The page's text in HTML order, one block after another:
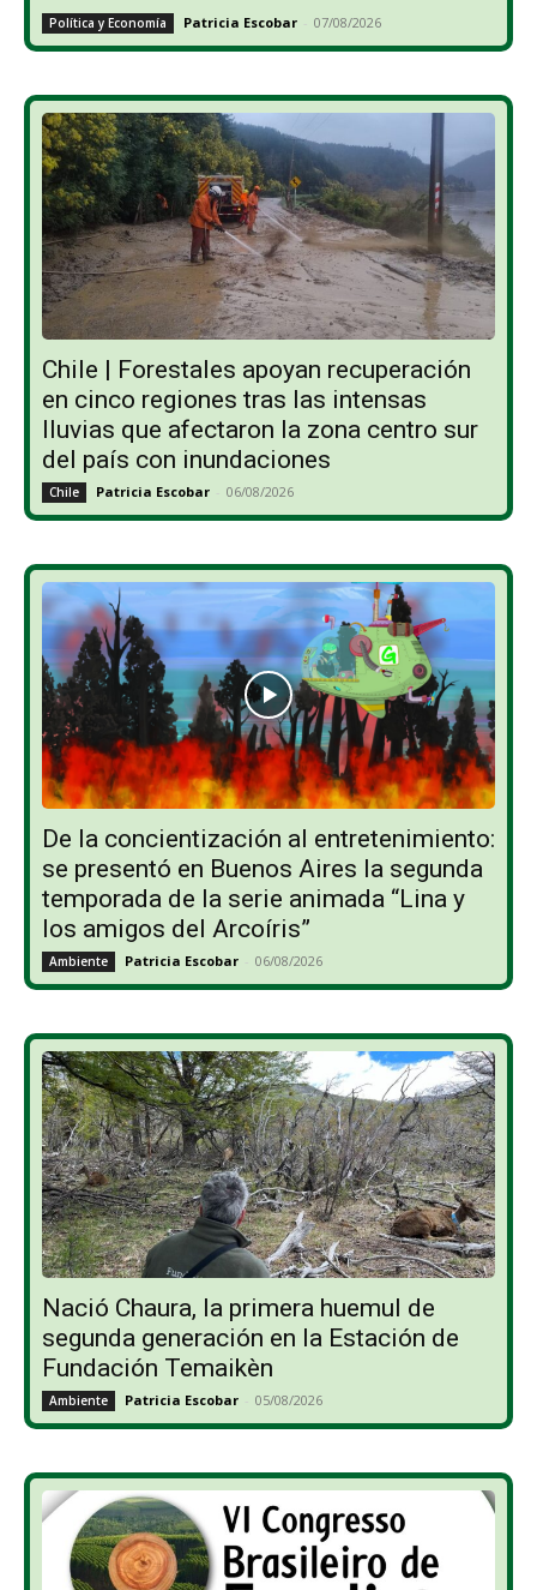
Política y Economía Patricia Escobar - 07/08/2026
Chile | Forestales apoyan recuperación
en cinco regiones tras las intensas
lluvias que afectaron la zona centro sur
del país con inundaciones
Chile Patricia Escobar - 06/08/2026
De la concientización al entretenimiento:
se presentó en Buenos Aires la segunda
temporada de la serie animada “Lina y
los amigos del Arcoíris”
Ambiente Patricia Escobar - 06/08/2026
Nació Chaura, la primera huemul de
segunda generación en la Estación de
Fundación Temaikèn
Ambiente Patricia Escobar - 05/08/2026